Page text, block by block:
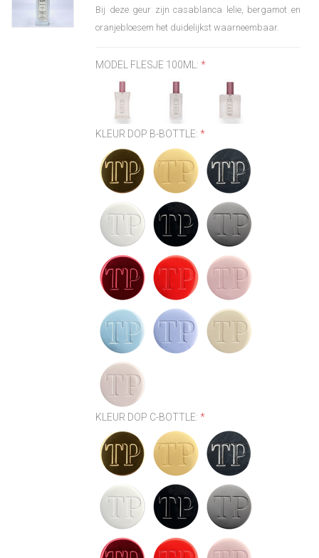
Bij deze geur zijn casablanca lelie, bergamot en
oranjebloesem het duidelijkst waarneembaar.
MODEL FLESJE 100ML:*
KLEUR DOP B-BOTTLE:*
KLEUR DOP C-BOTTLE:*